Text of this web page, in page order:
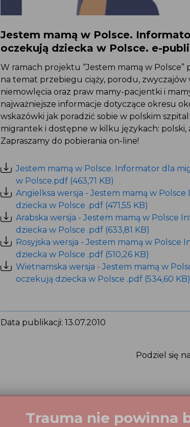
Jestem mamą w Polsce.
oczekują dziecka w Polsce. e-
W ramach projektu “Jestem mamą w
na temat przebiegu ciąży, porodu, zwyczajów
niemowlęcia oraz praw mamy-pacjentki i
najważniejsze informacje dotyczące okresu
wskazówki jak poradzić sobie w polskim
migrantek i dostępne w kilku językach: polski,
Zapraszamy do pobierania on-line!
Jestem mamą w Polsce. Informator dla
w Polsce.pdf (463,71 KB)
Angielksa wersja - Jestem mamą w
dziecka w Polsce .pdf (471,55 KB)
Arabska wersja - Jestem mamą w Polsce
dziecka w Polsce .pdf (633,81 KB)
Rosyjska wersja - Jestem mamą w
dziecka w Polsce .pdf (510,26 KB)
Wietnamska wersja - Jestem mamą w
oczekują dziecka w Polsce .pdf (534,60 KB)
Data publikacji: 13.07.2010
Podziel się